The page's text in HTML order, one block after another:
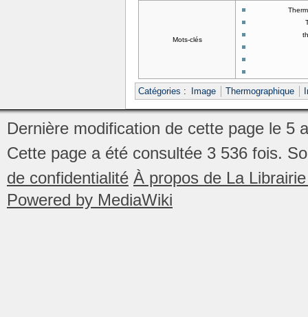
Mots-clés
Catégories : Image Thermographique
Dernière modification de cette page le 5
Cette page a été consultée 3 536 fois.
de confidentialité À propos de La
Powered by MediaWiki